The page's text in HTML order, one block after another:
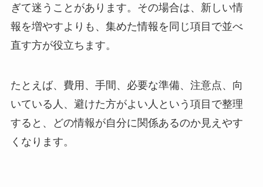
ぎて迷うことがあります。その場合は、新しい情
報を増やすよりも、集めた情報を同じ項目で並べ
直す方が役立ちます。
たとえば、費用、手間、必要な準備、注意点、向
いている人、避けた方がよい人という項目で整理
すると、どの情報が自分に関係あるのか見えやす
くなります。